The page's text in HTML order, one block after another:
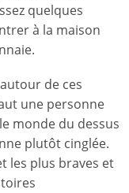
quelques
à la maison
de ces
une personne
monde du dessus
plutôt cinglée.
les plus braves et